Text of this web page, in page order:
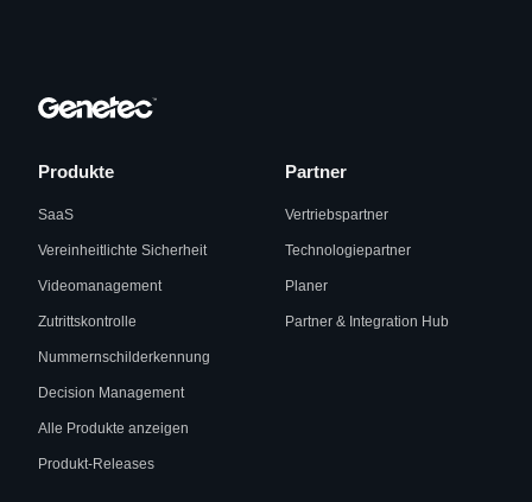
Produkte
SaaS
Vereinheitlichte Sicherheit
Videomanagement
Zutrittskontrolle
Nummernschilderkennung
Decision Management
Alle Produkte anzeigen
Produkt-Releases
Partner
Vertriebspartner
Technologiepartner
Planer
Partner & Integration Hub